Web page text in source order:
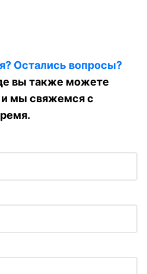
Остались вопросы?
вы также можете
и мы свяжемся с